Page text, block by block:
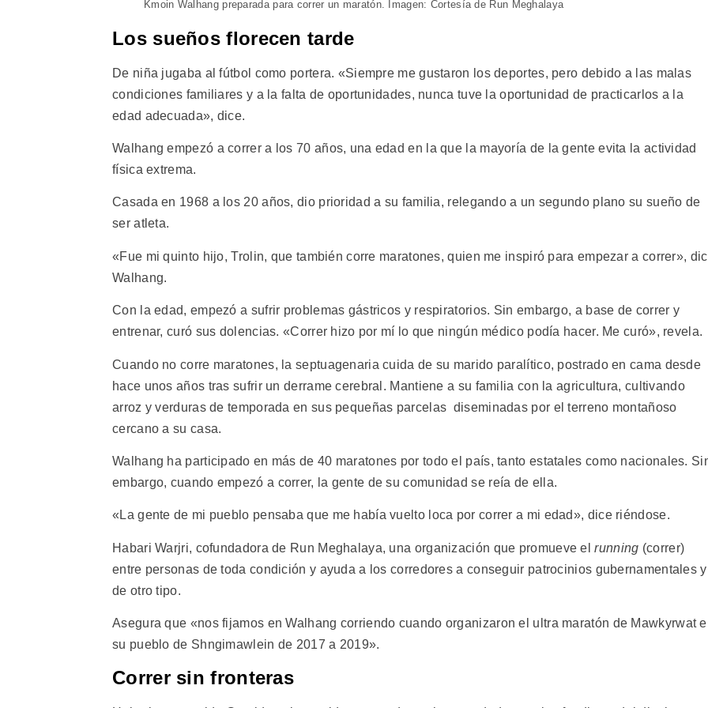
Kmoin Walhang preparada para correr un maratón. Imagen: Cortesía de Run Meghalaya
Los sueños florecen tarde
De niña jugaba al fútbol como portera. «Siempre me gustaron los deportes, pero debido a las malas
condiciones familiares y a la falta de oportunidades, nunca tuve la oportunidad de practicarlos a la
edad adecuada», dice.
Walhang empezó a correr a los 70 años, una edad en la que la mayoría de la gente evita la actividad
física extrema.
Casada en 1968 a los 20 años, dio prioridad a su familia, relegando a un segundo plano su sueño de
ser atleta.
«Fue mi quinto hijo, Trolin, que también corre maratones, quien me inspiró para empezar a correr»,
Walhang.
Con la edad, empezó a sufrir problemas gástricos y respiratorios. Sin embargo, a base de correr y
entrenar, curó sus dolencias. «Correr hizo por mí lo que ningún médico podía hacer. Me curó», revela.
Cuando no corre maratones, la septuagenaria cuida de su marido paralítico, postrado en cama desde
hace unos años tras sufrir un derrame cerebral. Mantiene a su familia con la agricultura, cultivando
arroz y verduras de temporada en sus pequeñas parcelas diseminadas por el terreno montañoso
cercano a su casa.
Walhang ha participado en más de 40 maratones por todo el país, tanto estatales como nacionales.
embargo, cuando empezó a correr, la gente de su comunidad se reía de ella.
«La gente de mi pueblo pensaba que me había vuelto loca por correr a mi edad», dice riéndose.
Habari Warjri, cofundadora de Run Meghalaya, una organización que promueve elrunning (correr)
entre personas de toda condición y ayuda a los corredores a conseguir patrocinios gubernamentales y
de otro tipo.
Asegura que «nos fijamos en Walhang corriendo cuando organizaron el ultra maratón de Mawkyrwat
su pueblo de Shngimawlein de 2017 a 2019».
Correr sin fronteras